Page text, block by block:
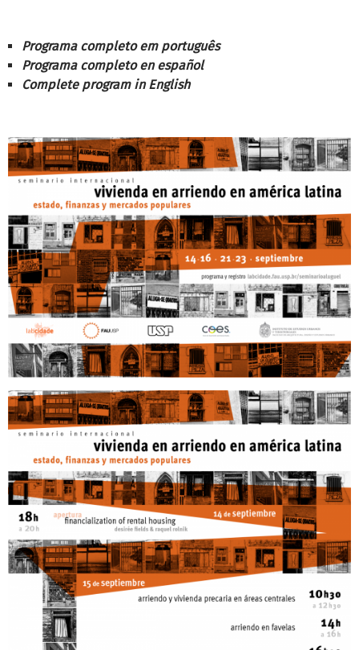
Programa completo em português
Programa completo en español
Complete program in English